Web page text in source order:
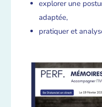
explorer une
adaptée,
pratiquer et